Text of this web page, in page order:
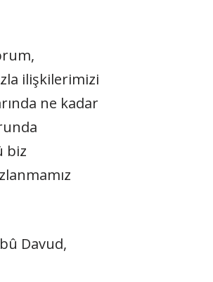
ilişkilerimizi
ne kadar
biz
Davud,